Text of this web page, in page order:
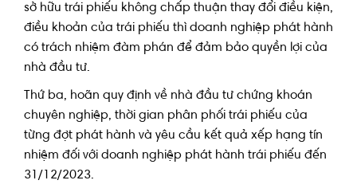
sở hữu trái phiếu không chấp thuận thay đổi điều kiện,
điều khoản của trái phiếu thì doanh nghiệp phát hành
có trách nhiệm đàm phán để đảm bảo quyền lợi của
nhà đầu tư.
Thứ ba, hoãn quy định về nhà đầu tư chứng khoán
chuyên nghiệp, thời gian phân phối trái phiếu của
từng đợt phát hành và yêu cầu kết quả xếp hạng tín
nhiệm đối với doanh nghiệp phát hành trái phiếu đến
31/12/2023.